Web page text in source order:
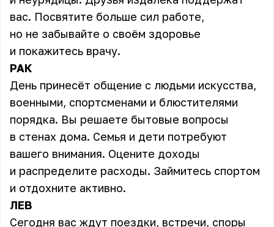
вас. Посвятите больше сил работе,
но не забывайте о своём здоровье
и покажитесь врачу.
РАК
День принесёт общение с людьми искусства,
военными, спортсменами и блюстителями
порядка. Вы решаете бытовые вопросы
в стенах дома. Семья и дети потребуют
вашего внимания. Оцените доходы
и распределите расходы. Займитесь спортом
и отдохните активно.
ЛЕВ
Сегодня вас ждут поездки, встречи, споры